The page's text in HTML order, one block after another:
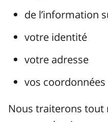
de l’information
votre identité
votre adresse
vos coordonnées
Nous traiterons tout